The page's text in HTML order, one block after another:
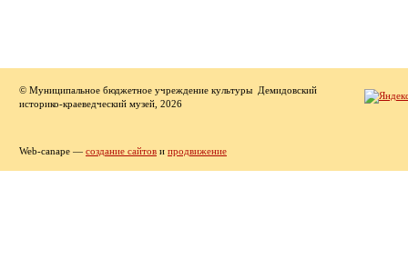
© Муниципальное бюджетное учреждение культуры Демидовский
историко-краеведческий музей, 2026
Web-canape — создание сайтов и продвижение